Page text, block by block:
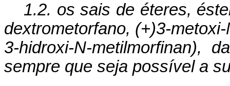
1.2. os sais de éteres,
dextrometorfano, (+)3-
3-hidroxi-N-metilmorfinan),
sempre que seja possível a